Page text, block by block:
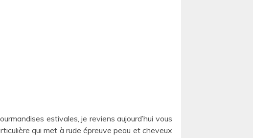
estivales, je reviens aujourd’hui vous
qui met à rude épreuve peau et cheveux